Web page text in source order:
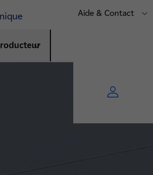
Aide & Contact